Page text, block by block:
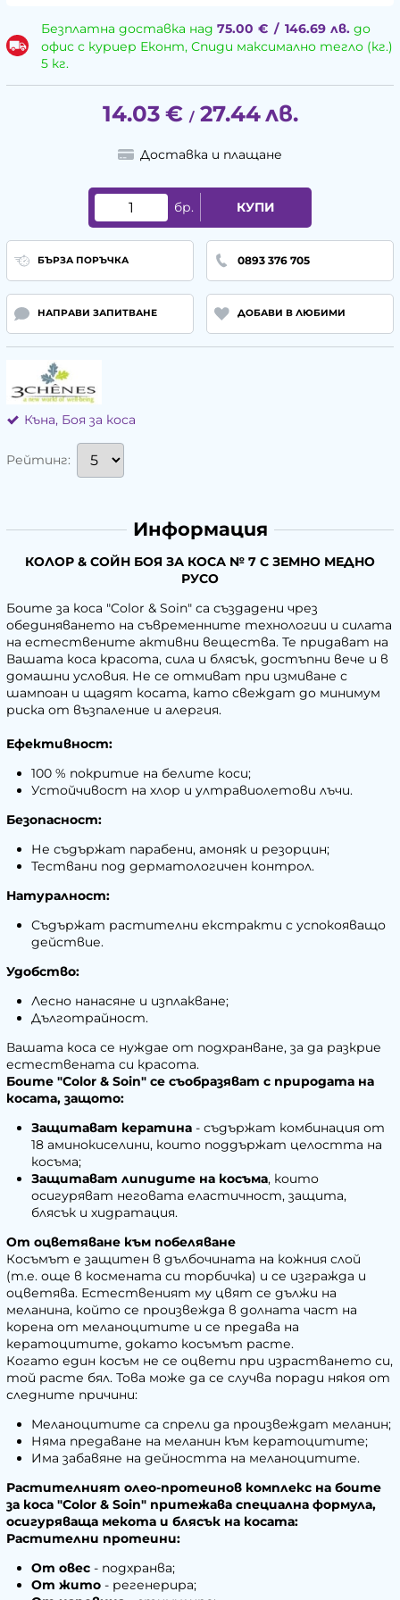
Безплатна доставка над 75.00 € / 146.69 лв.до
офис с куриер Еконт, Спиди максимално тегло (кг.)
5 кг.
14.03 € / 27.44лв.
Доставка и плащане
бр. КУПИ
БЪРЗА ПОРЪЧКА 0893 376 705
НАПРАВИ ЗАПИТВАНЕ ДОБАВИ В ЛЮБИМИ
Къна, Боя за коса
Рейтинг:
Информация
КОЛОР & СОЙН БОЯ ЗА КОСА № 7 C ЗЕМНО МЕДНО
РУСО
Боите за коса "Color & Soin" са създадени чрез
обединяването на съвременните технологии и силата
на естествените активни вещества. Те придават на
Вашата коса красота, сила и блясък, достъпни вече и в
домашни условия. Не се отмиват при измиване с
шампоан и щадят косата, като свеждат до минимум
риска от възпаление и алергия.
Ефективност:
100 % покритие на белите коси;
Устойчивост на хлор и ултравиолетови лъчи.
Безопасност:
Не съдържат парабени, амоняк и резорцин;
Тествани под дерматологичен контрол.
Натуралност:
Съдържат растителни екстракти с успокояващо
действие.
Удобство:
Лесно нанасяне и изплакване;
Дълготрайност.
Вашата коса се нуждае от подхранване, за да разкрие
естествената си красота.
Боите "Color & Soin" се съобразяват с природата на
косата, защото:
Защитават кератина - съдържат комбинация от
18 аминокиселини, които поддържат целостта на
косъма;
Защитават липидите на косъма, които
осигуряват неговата еластичност, защита,
блясък и хидратация.
От оцветяване към побеляване
Косъмът е защитен в дълбочината на кожния слой
(т.е. още в космената си торбичка) и се изгражда и
оцветява. Естественият му цвят се дължи на
меланина, който се произвежда в долната част на
корена от меланоцитите и се предава на
кератоцитите, докато косъмът расте.
Когато един косъм не се оцвети при израстването си,
той расте бял. Това може да се случва поради някоя от
следните причини:
Меланоцитите са спрели да произвеждат меланин;
Няма предаване на меланин към кератоцитите;
Има забавяне на дейността на меланоцитите.
Растителният олео-протеинов комплекс на боите
за коса "Color & Soin" притежава специална формула,
осигуряваща мекота и блясък на косата:
Растителни протеини:
От овес - подхранва;
От жито - регенерира;